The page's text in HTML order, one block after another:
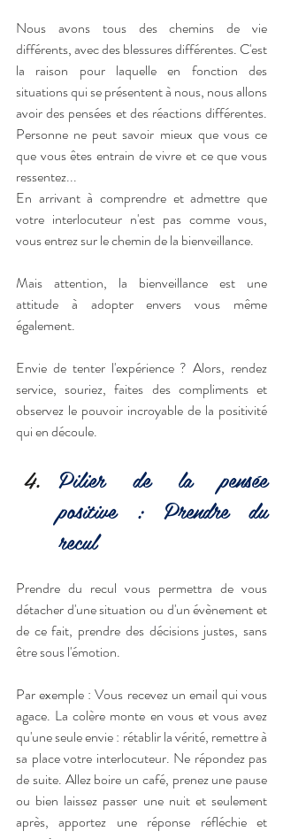
Nous avons tous des chemins de vie
différents, avec des blessures différentes. C'est
la raison pour laquelle en fonction des
situations qui se présentent à nous, nous allons
avoir des pensées et des réactions différentes.
Personne ne peut savoir mieux que vous ce
que vous êtes entrain de vivre et ce que vous
ressentez...
En arrivant à comprendre et admettre que
votre interlocuteur n'est pas comme vous,
vous entrez sur le chemin de la bienveillance.
Mais attention, la bienveillance est une
attitude à adopter envers vous même
également.
Envie de tenter l'expérience ? Alors, rendez
service, souriez, faites des compliments et
observez le pouvoir incroyable de la positivité
qui en découle.
Pilier de la pensée
positive : Prendre du
recul
Prendre du recul vous permettra de vous
détacher d'une situation ou d'un évènement et
de ce fait, prendre des décisions justes, sans
être sous l'émotion.
Par exemple : Vous recevez un email qui vous
agace. La colère monte en vous et vous avez
qu'une seule envie : rétablir la vérité, remettre à
sa place votre interlocuteur. Ne répondez pas
de suite. Allez boire un café, prenez une pause
ou bien laissez passer une nuit et seulement
après, apportez une réponse réfléchie et